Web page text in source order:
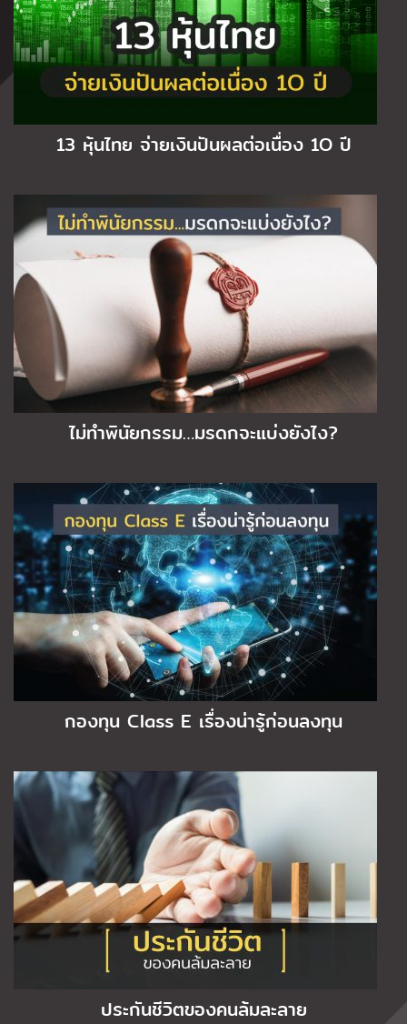
13 หุ้นไทย จ่ายเงินปันผลต่อเนื่อง 1O ปี
ไม่ทำพินัยกรรม…มรดกจะแบ่งยังไง?
กองทุน Class E เรื่องน่ารู้ก่อนลงทุน
ประกันชีวิตของคนล้มละลาย